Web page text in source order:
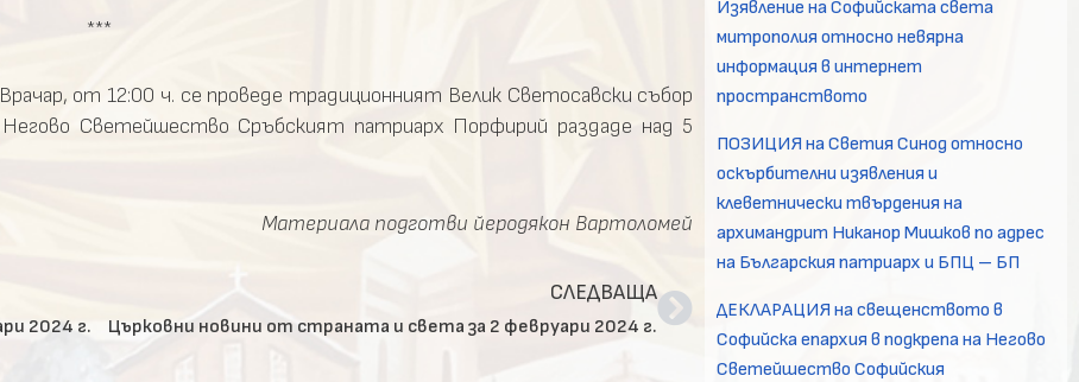
***
от 12:00 ч. се проведе традиционният Велик Светосавски събор
Светейшество Сръбският патриарх Порфирий раздаде над 5
Материала подготви йеродякон Вартоломей
2024 г.
СЛЕДВАЩА
Църковни новини от страната и света за 2 февруари 2024 г.
Изявление на Софийската света
митрополия относно невярна
информация в интернет
пространството
ПОЗИЦИЯ на Светия Синод относно
оскърбителни изявления и
клеветнически твърдения на
архимандрит Никанор Мишков по адрес
на Българския патриарх и БПЦ – БП
ДЕКЛАРАЦИЯ на свещенството в
Софийска епархия в подкрепа на Негово
Светейшество Софийския